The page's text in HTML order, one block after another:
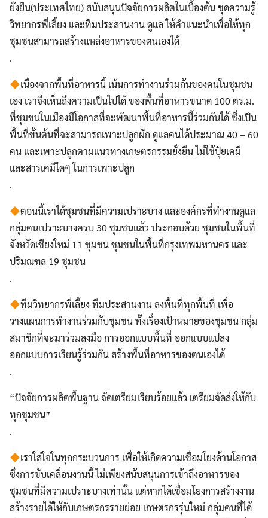
ยั่งยืน(ประเทศไทย) สนับสนุนปัจจัยการผลิตในเบื้องต้น ชุดความรู้
วิทยากรพี่เลี้ยง และทีมประสานงาน ดูแล ให้คำแนะนำเพื่อให้ทุก
ชุมชนสามารถสร้างแหล่งอาหารของตนเองได้
.
เนื่องจากพื้นที่อาหารนี้ เน้นการทำงานร่วมกันของคนในชุมชน
เอง เราจึงเห็นถึงความเป็นไปได้ ของพื้นที่อาหารขนาด 100 ตร.ม.
ที่ชุมชนในเมืองมีโอกาสที่จะพัฒนาพื้นที่อาหารนี้ร่วมกันได้ ซึ่งเป็น
พื้นที่ขั้นต้นที่จะสามารถเพาะปลูกผัก ดูแลคนได้ประมาณ 40 – 60
คน และเพาะปลูกตามแนวทางเกษตรกรรมยั่งยืน ไม่ใช้ปุ๋ยเคมี
และสารเคมีใดๆ ในการเพาะปลูก
.
ตอนนี้เราได้ชุมชนที่มีความเปราะบาง และองค์กรที่ทำงานดูแล
กลุ่มคนเปราะบางครบ 30 ชุมชนแล้ว ประกอบด้วย ชุมชนในพื้นที่
จังหวัดเชียงใหม่ 11 ชุมชน ชุมชนในพื้นที่กรุงเทพมหานคร และ
ปริมณฑล 19 ชุมชน
.
ทีมวิทยากรพี่เลี้ยง ทีมประสานงาน ลงพื้นที่ทุกพื้นที่ เพื่อ
วางแผนการทำงานร่วมกับชุมชน ทั้งเรื่องเป้าหมายของชุมชน กลุ่ม
สมาชิกที่จะมาร่วมลงมือ การออกแบบพื้นที่ ออกแบบแปลง
ออกแบบการเรียนรู้ร่วมกัน สร้างพื้นที่อาหารของตนเองได้
.
“ปัจจัยการผลิตพื้นฐาน จัดเตรียมเรียบร้อยแล้ว เตรียมจัดส่งให้กับ
ทุกชุมชน”
.
เราใส่ใจในทุกกระบวนการ เพื่อให้เกิดความเชื่อมโยงด้านโอกาส
ซึ่งการขับเคลื่อนงานนี้ ไม่เพียงสนับสนุนการเข้าถึงอาหารของ
ชุมชนที่มีความเปราะบางเท่านั้น แต่หากได้เชื่อมโยงการสร้างงาน
สร้างรายได้ให้กับเกษตรกรรายย่อย เกษตรกรรุ่นใหม่ กลุ่มคนที่ได้